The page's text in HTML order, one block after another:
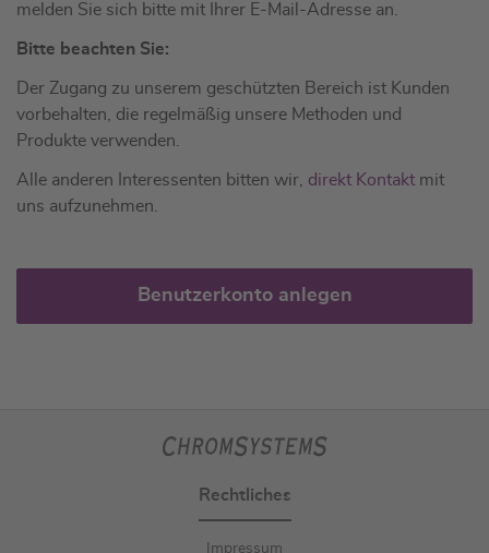
melden Sie sich bitte mit Ihrer E-Mail-Adresse an.
Bitte beachten Sie:
Der Zugang zu unserem geschützten Bereich ist Kunden
vorbehalten, die regelmäßig unsere Methoden und
Produkte verwenden.
Alle anderen Interessenten bitten wir, direkt Kontakt mit
uns aufzunehmen.
Benutzerkonto anlegen
Rechtliches
Impressum